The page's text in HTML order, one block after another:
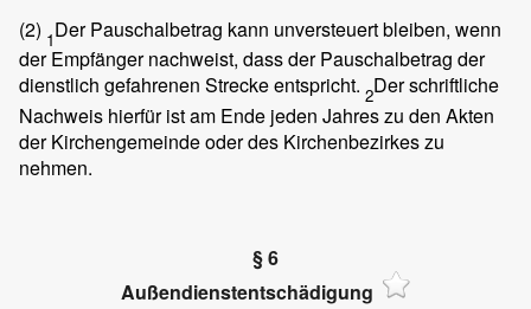
(2) 1Der Pauschalbetrag kann unversteuert bleiben, wenn
der Empfänger nachweist, dass der Pauschalbetrag der
dienstlich gefahrenen Strecke entspricht. 2Der schriftliche
Nachweis hierfür ist am Ende jeden Jahres zu den Akten
der Kirchengemeinde oder des Kirchenbezirkes zu
nehmen.
§ 6
Außendienstentschädigung